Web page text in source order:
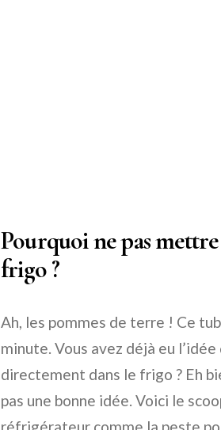
Pourquoi ne pas
frigo ?
Ah, les pommes de terre ! Ce
minute. Vous avez déjà eu
directement dans le frigo ? Eh
pas une bonne idée. Voici le